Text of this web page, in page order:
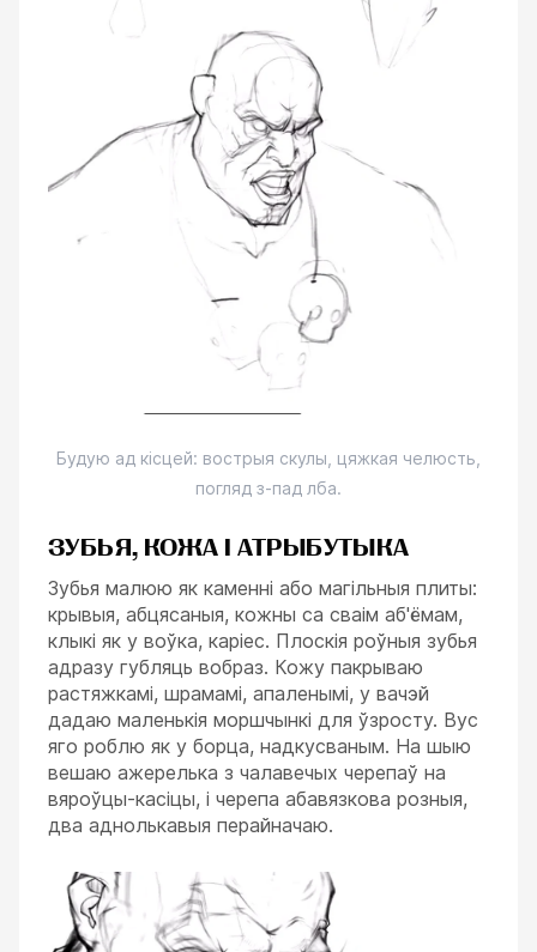
Будую ад кісцей: вострыя скулы, цяжкая челюсть,
погляд з-пад лба.
ЗУБЬЯ, КОЖА І АТРЫБУТЫКА
Зубья малюю як каменні або магільныя плиты:
крывыя, абцясаныя, кожны са сваім аб'ёмам,
клыкі як у воўка, каріес. Плоскія роўныя зубья
адразу губляць вобраз. Кожу пакрываю
растяжкамі, шрамамі, апаленымі, у вачэй
дадаю маленькія моршчынкі для ўзросту. Вус
яго роблю як у борца, надкусваным. На шыю
вешаю ажерелька з чалавечых черепаў на
вяроўцы-касіцы, і черепа абавязкова розныя,
два аднолькавыя перайначаю.